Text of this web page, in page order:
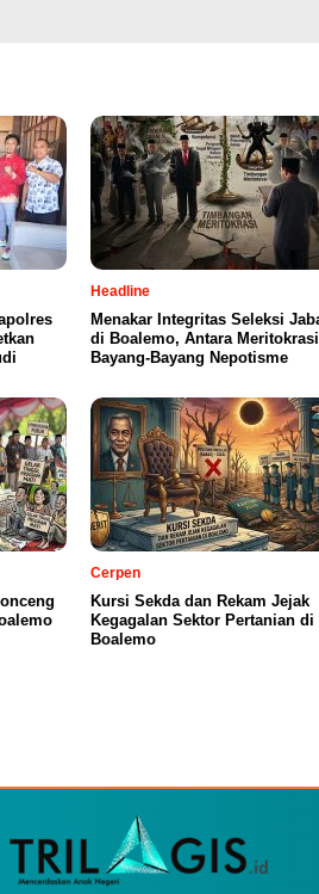
Headline
Menakar Integritas Seleksi
di Boalemo, Antara
Bayang-Bayang Nepotisme
Cerpen
Kursi Sekda dan Rekam Jejak
Kegagalan Sektor Pertanian di
Boalemo